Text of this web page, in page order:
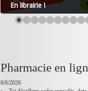
En librairie !
Pharmacie en
8/6/2026